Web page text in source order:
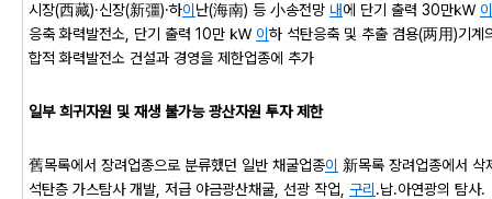
시장(西藏)·신장(新彊)·하이 난(海南) 등 小송전망 내에 단기 출력 30만㎾ 이
응축 화력발전소, 단기 출력 10만 ㎾ 이하 석탄응축 및 추출 겸용(两用)기계
합적 화력발전소 건설과 경영을 제한업종에 추가
일부 희귀자원 및 재생 불가능 광산자원 투자 제한
舊목록에서 장려업종으로 분류했던 일반 채굴업종이
新목록 장려업종에서 삭
석탄층 가스탐사 개발, 저급 야금광산채굴, 선광 작업, 구리 ․납․아연광의 탐사․